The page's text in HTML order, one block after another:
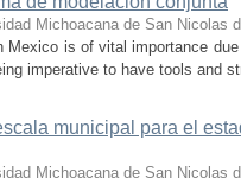
Michoacana de San Nicolas
Mexico is of vital importance
imperative to have tools and
municipal para el
Michoacana de San Nicolas